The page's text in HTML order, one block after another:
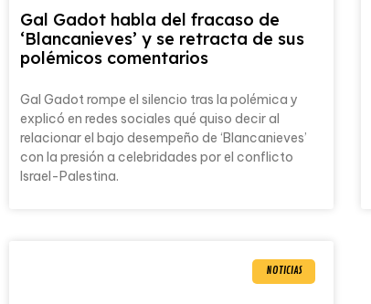
Gal Gadot habla del fracaso de
‘Blancanieves’ y se retracta de sus
polémicos comentarios
Gal Gadot rompe el silencio tras la polémica y
explicó en redes sociales qué quiso decir al
relacionar el bajo desempeño de ‘Blancanieves’
con la presión a celebridades por el conflicto
Israel-Palestina.
NOTICIAS